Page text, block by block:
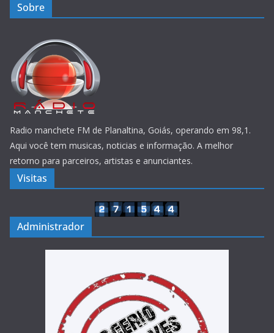
Sobre
Radio manchete FM de Planaltina, Goiás, operando em 98,1.
Aqui você tem musicas, noticias e informação. A melhor
retorno para parceiros, artistas e anunciantes.
Visitas
Administrador